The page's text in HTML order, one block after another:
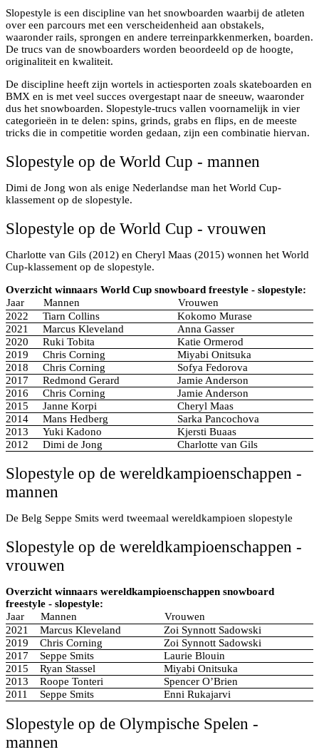
Slopestyle is een discipline van het snowboarden waarbij de atleten
over een parcours met een verscheidenheid aan obstakels,
waaronder rails, sprongen en andere terreinparkkenmerken, boarden.
De trucs van de snowboarders worden beoordeeld op de hoogte,
originaliteit en kwaliteit.
De discipline heeft zijn wortels in actiesporten zoals skateboarden en
BMX en is met veel succes overgestapt naar de sneeuw, waaronder
dus het snowboarden. Slopestyle-trucs vallen voornamelijk in vier
categorieën in te delen: spins, grinds, grabs en flips, en de meeste
tricks die in competitie worden gedaan, zijn een combinatie hiervan.
Slopestyle op de World Cup - mannen
Dimi de Jong won als enige Nederlandse man het World Cup-
klassement op de slopestyle.
Slopestyle op de World Cup - vrouwen
Charlotte van Gils (2012) en Cheryl Maas (2015) wonnen het World
Cup-klassement op de slopestyle.
Overzicht winnaars World Cup snowboard freestyle - slopestyle:
Jaar
Mannen
Vrouwen
2022
Tiarn Collins
Kokomo Murase
2021
Marcus Kleveland
Anna Gasser
2020
Ruki Tobita
Katie Ormerod
2019
Chris Corning
Miyabi Onitsuka
2018
Chris Corning
Sofya Fedorova
2017
Redmond Gerard
Jamie Anderson
2016
Chris Corning
Jamie Anderson
2015
Janne Korpi
Cheryl Maas
2014
Mans Hedberg
Sarka Pancochova
2013
Yuki Kadono
Kjersti Buaas
2012
Dimi de Jong Charlotte van Gils
Slopestyle op de wereldkampioenschappen -
mannen
De Belg Seppe Smits werd tweemaal wereldkampioen slopestyle
Slopestyle op de wereldkampioenschappen -
vrouwen
Overzicht winnaars wereldkampioenschappen snowboard
freestyle - slopestyle:
Jaar
Mannen
Vrouwen
2021
Marcus Kleveland
Zoi Synnott Sadowski
2019
Chris Corning
Zoi Synnott Sadowski
2017
Seppe Smits
Laurie Blouin
2015
Ryan Stassel
Miyabi Onitsuka
2013
Roope Tonteri
Spencer O’Brien
2011
Seppe Smits Enni Rukajarvi
Slopestyle op de Olympische Spelen -
mannen